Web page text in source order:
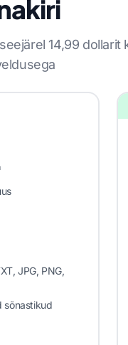
14,99 dollarit
JPG, PNG,
sõnastikud